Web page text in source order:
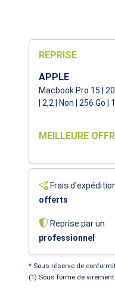
REPRISE
APPLE
Macbook Pro 15 |
| 2,2 | Non | 256 Go |
MEILLEURE
Frais
offerts
Reprise par un
professionnel
* Sous réserve de
(1) Sous forme de